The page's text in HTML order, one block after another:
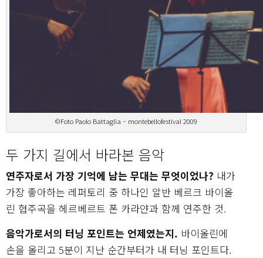
©Foto Paolo Battaglia – montebellofestival 2009
두 가지 길에서 바라본 음악
연주자로서 가장 기억에 남는 무대는 무엇이었나? 내가
가장 좋아하는 레퍼토리 중 하나인 알반 베르크 바이올
린 협주곡을 헤르베르트 폰 카라얀과 함께 연주한 것.
음악가로서의 터닝 포인트는 언제였는지. 바이올린에
손을 올리고 5분이 지난 순간부터가 내 터닝 포인트다.